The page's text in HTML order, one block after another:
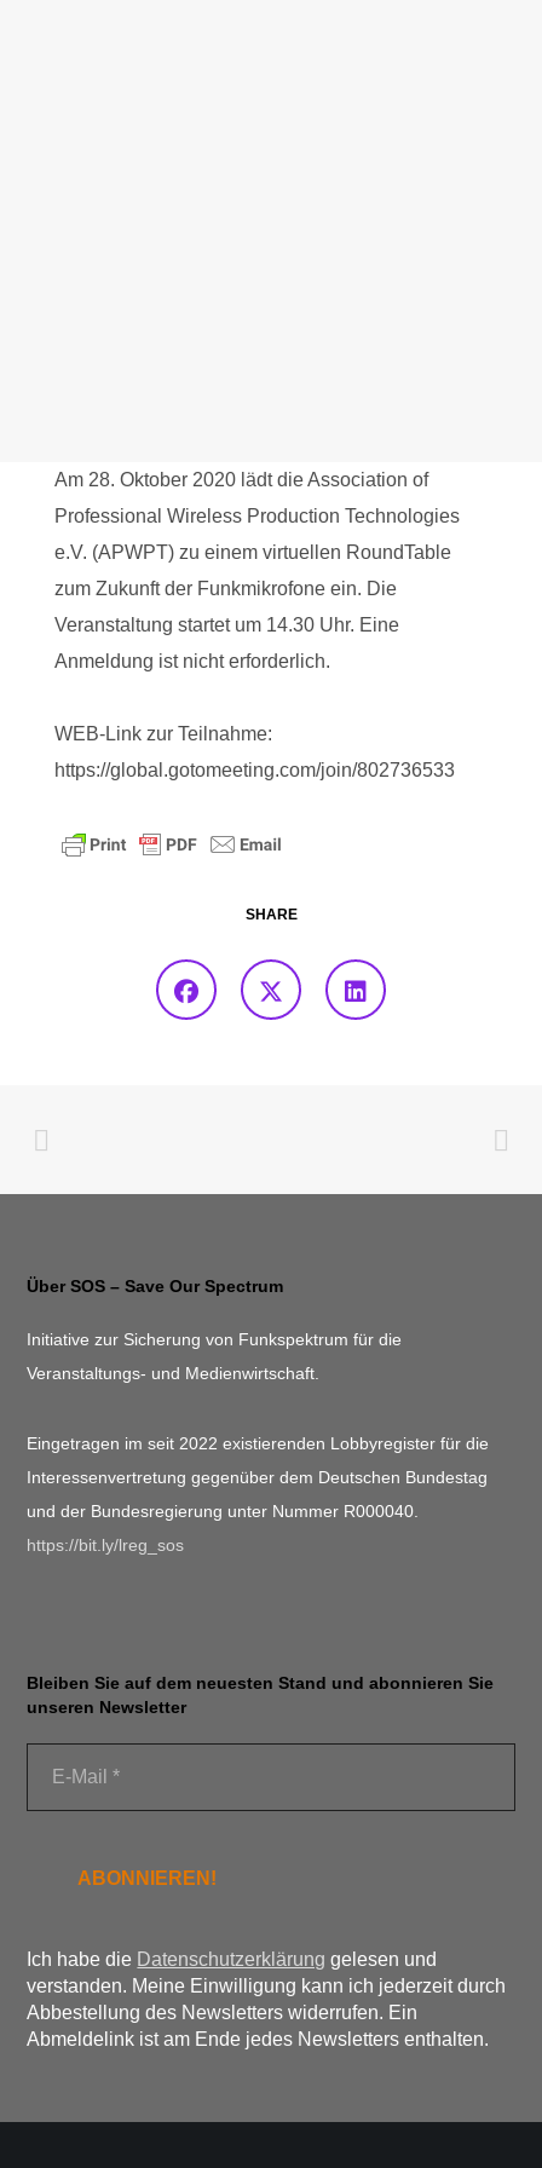
Am 28. Oktober 2020 lädt die Association of
Professional Wireless Production Technologies
e.V. (APWPT) zu einem virtuellen RoundTable
zum Zukunft der Funkmikrofone ein. Die
Veranstaltung startet um 14.30 Uhr. Eine
Anmeldung ist nicht erforderlich.
WEB-Link zur Teilnahme:
https://global.gotomeeting.com/join/802736533
SHARE
Über SOS – Save Our Spectrum
Initiative zur Sicherung von Funkspektrum für die
Veranstaltungs- und Medienwirtschaft.
Eingetragen im seit 2022 existierenden Lobbyregister für die
Interessenvertretung gegenüber dem Deutschen Bundestag
und der Bundesregierung unter Nummer R000040.
https://bit.ly/lreg_sos
Bleiben Sie auf dem neuesten Stand und abonnieren Sie
unseren Newsletter
Ich habe die Datenschutzerklärung gelesen und
verstanden. Meine Einwilligung kann ich jederzeit durch
Abbestellung des Newsletters widerrufen. Ein
Abmeldelink ist am Ende jedes Newsletters enthalten.